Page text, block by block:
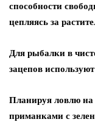
способности
цепляясь за
Для рыбалки в
зацепов
Планируя ловлю на
приманками с